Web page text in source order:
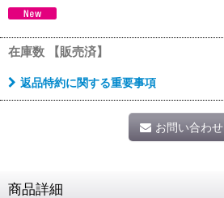
在庫数 【販売済】
返品特約に関する重要事項
お問い合わせ
商品詳細